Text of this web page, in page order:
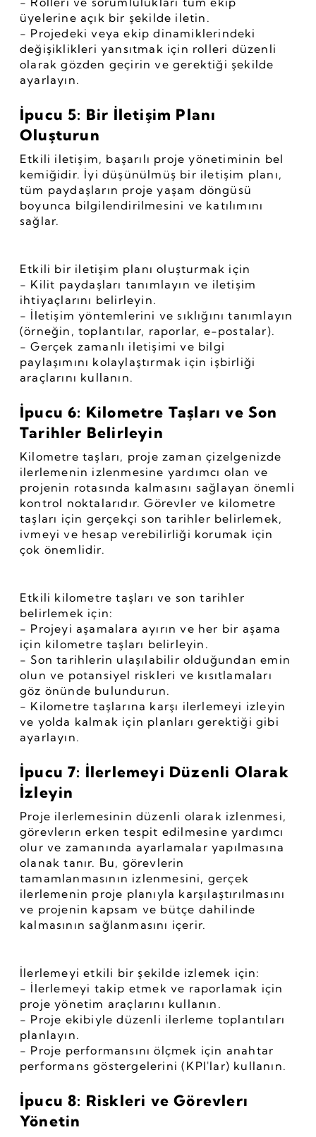
üyelerine açık bir şekilde iletin.
- Projedeki veya ekip dinamiklerindeki
değişiklikleri yansıtmak için rolleri düzenli
olarak gözden geçirin ve gerektiği şekilde
ayarlayın.
İpucu 5: Bir İletişim Planı
Oluşturun
Etkili iletişim, başarılı proje yönetiminin bel
kemiğidir. İyi düşünülmüş bir iletişim planı,
tüm paydaşların proje yaşam döngüsü
boyunca bilgilendirilmesini ve katılımını
sağlar.
Etkili bir iletişim planı oluşturmak için
- Kilit paydaşları tanımlayın ve iletişim
ihtiyaçlarını belirleyin.
- İletişim yöntemlerini ve sıklığını tanımlayın
(örneğin, toplantılar, raporlar, e-postalar).
- Gerçek zamanlı iletişimi ve bilgi
paylaşımını kolaylaştırmak için işbirliği
araçlarını kullanın.
İpucu 6: Kilometre Taşları ve Son
Tarihler Belirleyin
Kilometre taşları, proje zaman çizelgenizde
ilerlemenin izlenmesine yardımcı olan ve
projenin rotasında kalmasını sağlayan önemli
kontrol noktalarıdır. Görevler ve kilometre
taşları için gerçekçi son tarihler belirlemek,
ivmeyi ve hesap verebilirliği korumak için
çok önemlidir.
Etkili kilometre taşları ve son tarihler
belirlemek için:
- Projeyi aşamalara ayırın ve her bir aşama
için kilometre taşları belirleyin.
- Son tarihlerin ulaşılabilir olduğundan emin
olun ve potansiyel riskleri ve kısıtlamaları
göz önünde bulundurun.
- Kilometre taşlarına karşı ilerlemeyi izleyin
ve yolda kalmak için planları gerektiği gibi
ayarlayın.
İpucu 7: İlerlemeyi Düzenli Olarak
İzleyin
Proje ilerlemesinin düzenli olarak izlenmesi,
görevlerın erken tespit edilmesine yardımcı
olur ve zamanında ayarlamalar yapılmasına
olanak tanır. Bu, görevlerin
tamamlanmasının izlenmesini, gerçek
ilerlemenin proje planıyla karşılaştırılmasını
ve projenin kapsam ve bütçe dahilinde
kalmasının sağlanmasını içerir.
İlerlemeyi etkili bir şekilde izlemek için:
- İlerlemeyi takip etmek ve raporlamak için
proje yönetim araçlarını kullanın.
- Proje ekibiyle düzenli ilerleme toplantıları
planlayın.
- Proje performansını ölçmek için anahtar
performans göstergelerini (KPI'lar) kullanın.
İpucu 8: Riskleri ve Görevlerı
Yönetin